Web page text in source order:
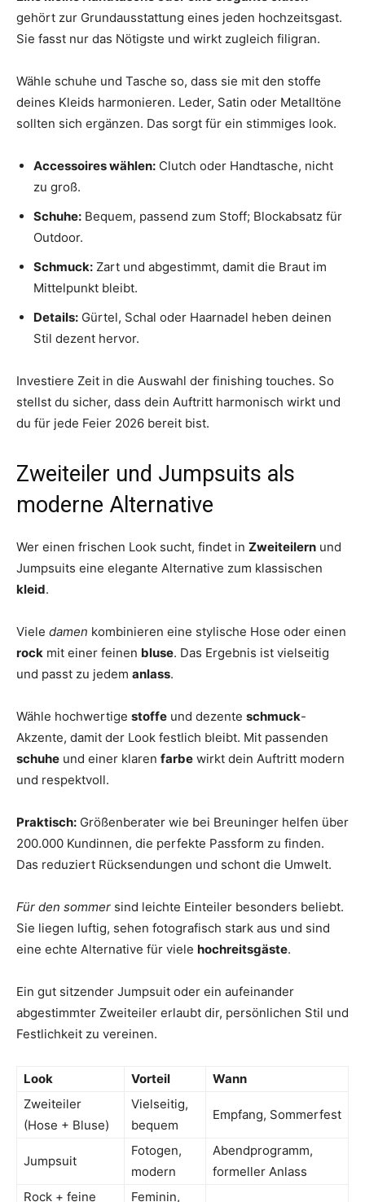
gehört zur Grundausstattung eines jeden hochzeitsgast.
Sie fasst nur das Nötigste und wirkt zugleich filigran.
Wähle schuhe und Tasche so, dass sie mit den stoffe
deines Kleids harmonieren. Leder, Satin oder Metalltöne
sollten sich ergänzen. Das sorgt für ein stimmiges look.
Accessoires wählen: Clutch oder Handtasche, nicht
zu groß.
Schuhe: Bequem, passend zum Stoff; Blockabsatz für
Outdoor.
Schmuck: Zart und abgestimmt, damit die Braut im
Mittelpunkt bleibt.
Details: Gürtel, Schal oder Haarnadel heben deinen
Stil dezent hervor.
Investiere Zeit in die Auswahl der finishing touches. So
stellst du sicher, dass dein Auftritt harmonisch wirkt und
du für jede Feier 2026 bereit bist.
Zweiteiler und Jumpsuits als
moderne Alternative
Wer einen frischen Look sucht, findet in Zweiteilern und
Jumpsuits eine elegante Alternative zum klassischen
kleid.
Viele damen kombinieren eine stylische Hose oder einen
rock mit einer feinen bluse. Das Ergebnis ist vielseitig
und passt zu jedem anlass.
Wähle hochwertige stoffe und dezente schmuck-
Akzente, damit der Look festlich bleibt. Mit passenden
schuhe und einer klaren farbe wirkt dein Auftritt modern
und respektvoll.
Praktisch: Größenberater wie bei Breuninger helfen über
200.000 Kundinnen, die perfekte Passform zu finden.
Das reduziert Rücksendungen und schont die Umwelt.
Für den sommer sind leichte Einteiler besonders beliebt.
Sie liegen luftig, sehen fotografisch stark aus und sind
eine echte Alternative für viele hochreitsgäste.
Ein gut sitzender Jumpsuit oder ein aufeinander
abgestimmter Zweiteiler erlaubt dir, persönlichen Stil und
Festlichkeit zu vereinen.
Look Vorteil
Wann
Zweiteiler
(Hose + Bluse)
Vielseitig,
bequem
Empfang, Sommerfest
Jumpsuit
Fotogen,
modern
Abendprogramm,
formeller Anlass
Rock + feine
Feminin,